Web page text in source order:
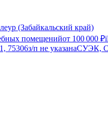
(Забайкальский край)
помещенийот 100 000 ₽
75306з/п не указанаСУЭК,